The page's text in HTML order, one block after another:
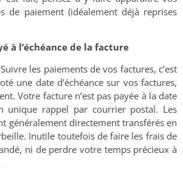
de paiement (idéalement déjà reprises
à l’échéance de la facture
les paiements de vos factures, c’est
une date d’échéance sur vos factures,
Votre facture n’est pas payée à la date
unique rappel par courrier postal. Les
généralement directement transférés en
Inutile toutefois de faire les frais de
ni de perdre votre temps précieux à